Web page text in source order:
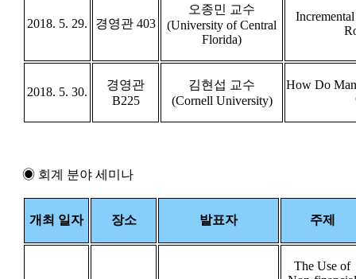
2018. 5. 29. 경영관 403
오종민 교수
(University of Central
Florida)
2018. 5. 30.
경영관
B225
김현섭 교수
(Cornell University)
How Do
◉ 회계 분야 세미나
개최 일자 장소 발표자 주제
The Use of